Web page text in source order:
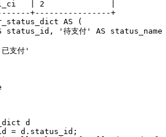
| 2              |
+----------------+
AS (
status_id, '待支付' AS status_name
支付'
d
= d.status_id;